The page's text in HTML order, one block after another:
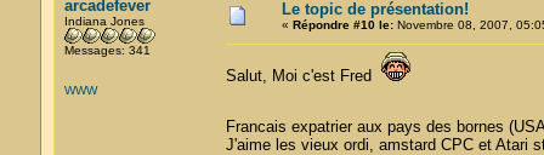
arcadefever
Indiana Jones
Messages: 341
WWW
Le topic de présentation!
« Répondre #10 le:Novembre 08, 2007,
Salut, Moi c'est Fred
Francais expatrier aux pays des bornes
J'aime les vieux ordi, amstard CPC et Atari